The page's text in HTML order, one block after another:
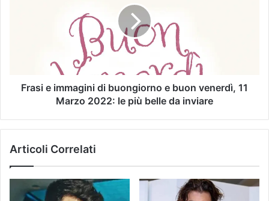
Frasi e immagini di buongiorno e buon venerdì, 11
Marzo 2022: le più belle da inviare
Articoli Correlati